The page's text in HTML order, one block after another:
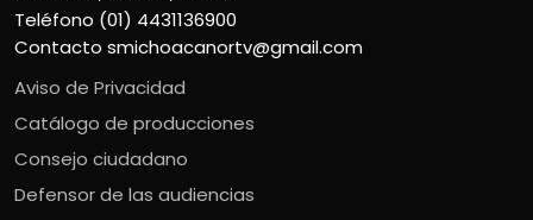
Teléfono (01) 4431136900
Contacto smichoacanortv@gmail.com
Aviso de Privacidad
Catálogo de producciones
Consejo ciudadano
Defensor de las audiencias